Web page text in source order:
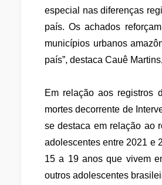
especial nas diferenças
país. Os achados
municípios urbanos
país”, destaca Cauê
Em relação aos registros
mortes decorrente de
se destaca em relação ao
adolescentes entre 2021 e
15 a 19 anos que vivem
outros adolescentes